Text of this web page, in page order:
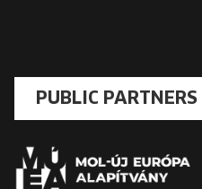
PUBLIC PARTNERS